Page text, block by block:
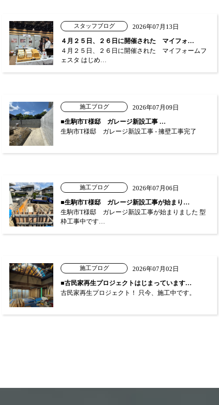
スタッフブログ
2026年07月13日
４月２５日、２６日に開催された マイフォ…
４月２５日、２６日に開催された マイフォームフ
ェスタ はじめ…
施工ブログ
2026年07月09日
■生駒市T様邸 ガレージ新設工事 …
生駒市T様邸 ガレージ新設工事 - 擁壁工事完了
施工ブログ
2026年07月06日
■生駒市T様邸 ガレージ新設工事が始まり…
生駒市T様邸 ガレージ新設工事が始まりました 型
枠工事中です…
施工ブログ
2026年07月02日
■古民家再生プロジェクトはじまっています…
古民家再生プロジェクト！ 只今、施工中です。